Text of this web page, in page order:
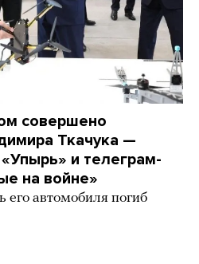
совершено
Ткачука —
и телеграм-
на войне»
автомобиля погиб